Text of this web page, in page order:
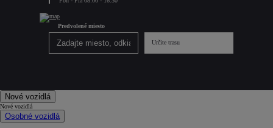
Predvolené miesto
Určite trasu
Nové vozidlá
Nové vozidlá
Osobné vozidlá